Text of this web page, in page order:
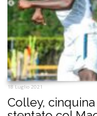
18 Luglio 2021
Colley,